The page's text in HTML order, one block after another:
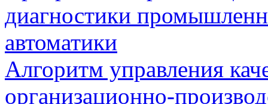
диагностики
автоматики
Алгоритм управления
организационно-